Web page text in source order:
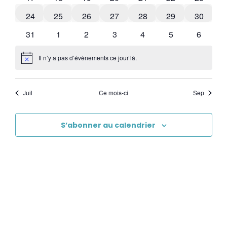
0 évènements
24 0 évènements
25 0 évènements
26 0 évènements
27 0 évènements
28 0 évènements
29 0
30
1 évènement
31 0 évènements
1 0 évènements
2 0 évènements
3 0 évènements
4 1 évènement
5 0
6
Notice Il n’y a pas d’évènements ce jour là.
Juil Ce mois-ci Sep
S’abonner au calendrier